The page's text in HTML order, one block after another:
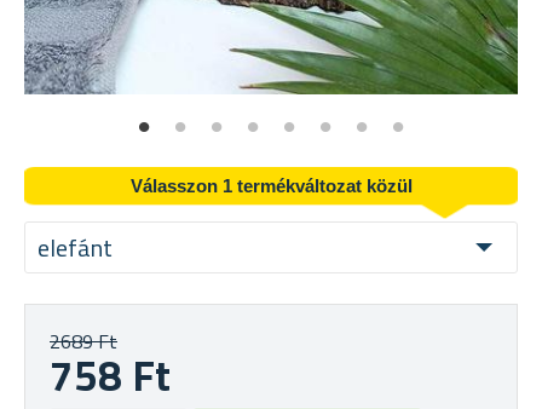
Válasszon 1 termékváltozat közül
elefánt
2689 Ft
758 Ft